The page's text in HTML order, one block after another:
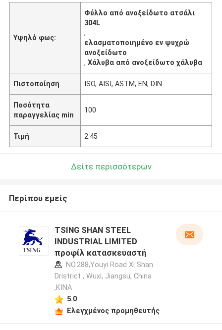
Υψηλό φως:
Φύλλο από ανοξείδωτο ατσάλι
304L
,
ελασματοποιημένο εν ψυχρώ
ανοξείδωτο
,Χάλυβα από ανοξείδωτο χάλυβα
Πιστοποίηση ISO, AISI, ASTM, EN, DIN
Ποσότητα
παραγγελίας min
100
Τιμή 2.45
Δείτε περισσότερων
Περίπου εμείς
TSING SHAN STEEL
INDUSTRIAL LIMITED
προφίλ κατασκευαστή
NO.288,Youyi Road Xi Shan
Dristrict , Wuxi, Jiangsu, China
,ΚΙΝΑ
5.0
Ελεγχμένος προμηθευτής